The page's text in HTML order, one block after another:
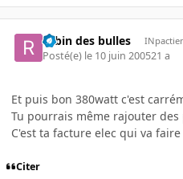
robin des bulles
Posté(e) le 10 juin 200521 a
Et puis bon 380watt c'est
Tu pourrais même rajouter
C'est ta facture elec qui va
Citer